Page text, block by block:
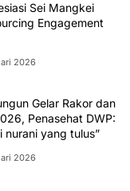
Sei Mangkei
Engagement
2026
Gelar Rakor dan
Penasehat DWP:
nurani yang tulus”
2026